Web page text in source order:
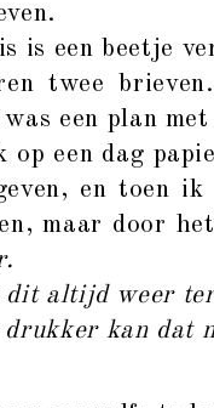
is een beetje
twee
een plan
op een dag
en toen
maar door
dit altijd weer
kan dat